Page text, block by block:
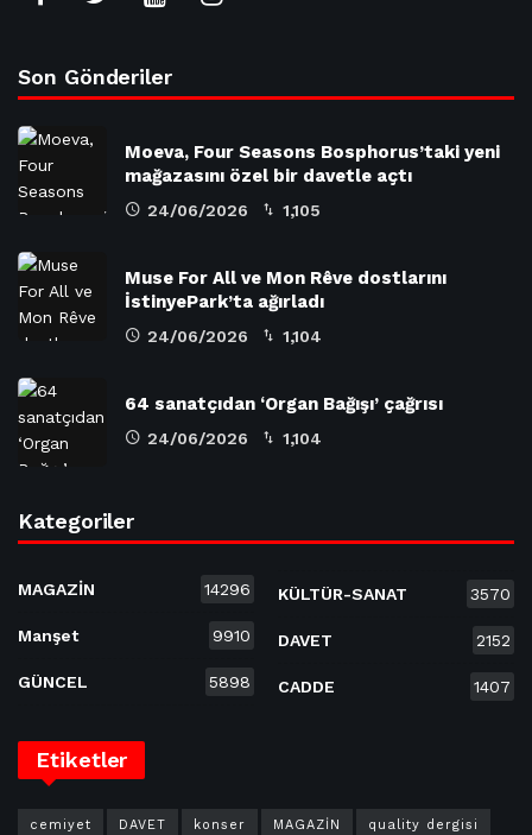
Son Gönderiler
Moeva, Four Seasons Bosphorus’taki yeni
mağazasını özel bir davetle açtı
24/06/2026 1,105
Muse For All ve Mon Rêve dostlarını
İstinyePark’ta ağırladı
24/06/2026 1,104
64 sanatçıdan ‘Organ Bağışı’ çağrısı
24/06/2026 1,104
Kategoriler
MAGAZİN 14296
Manşet 9910
GÜNCEL 5898
KÜLTÜR-SANAT 3570
DAVET 2152
CADDE 1407
Etiketler
cemiyet DAVET konser MAGAZİN quality dergisi